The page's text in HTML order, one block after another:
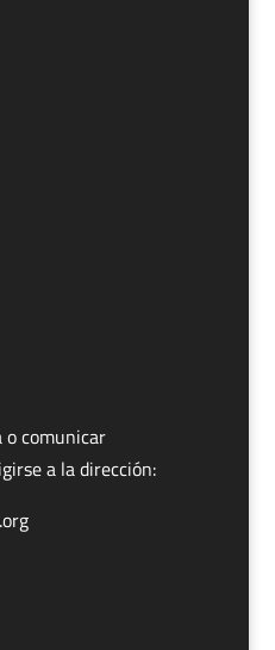
o comunicar
a la dirección: